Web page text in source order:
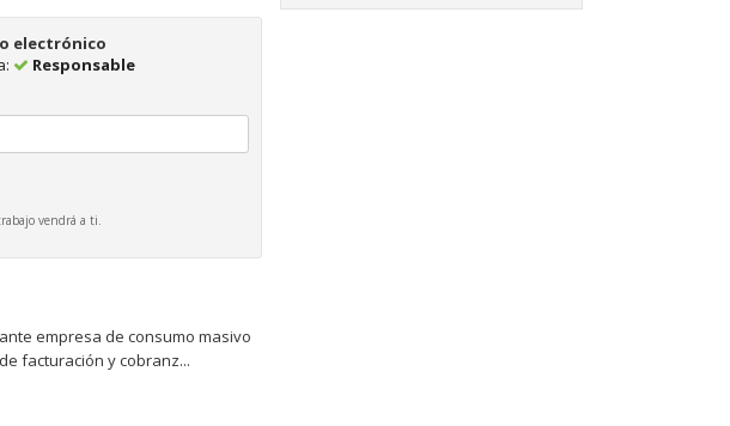
electrónico
Responsable
vendrá a ti.
empresa de consumo masivo
facturación y cobranz...